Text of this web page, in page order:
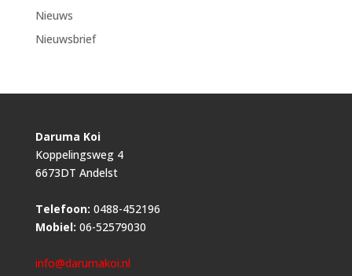
Nieuws
Nieuwsbrief
Daruma Koi
Koppelingsweg 4
6673DT Andelst
Telefoon: 0488-452196
Mobiel: 06-52579030
info@darumakoi.nl